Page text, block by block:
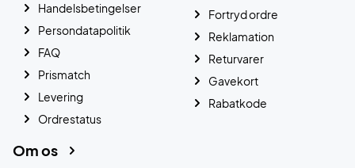
Handelsbetingelser
Persondatapolitik
FAQ
Prismatch
Levering
Ordrestatus
Fortryd ordre
Reklamation
Returvarer
Gavekort
Rabatkode
Om os